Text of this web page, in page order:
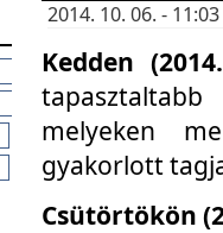
2014. 10. 06. -
Kedden
melyeken
gyakorlott
Csütörtökön